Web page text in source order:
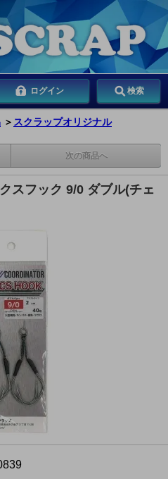
ログイン 検索
＞ スクラップオリジナル
次の商品へ
スフック 9/0 ダブル(チェ